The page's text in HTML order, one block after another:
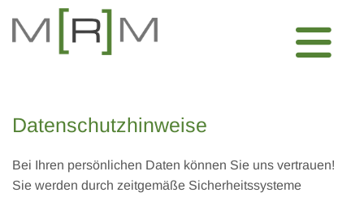
Datenschutzhinweise
Bei Ihren persönlichen Daten können Sie uns vertrauen!
Sie werden durch zeitgemäße Sicherheitssysteme